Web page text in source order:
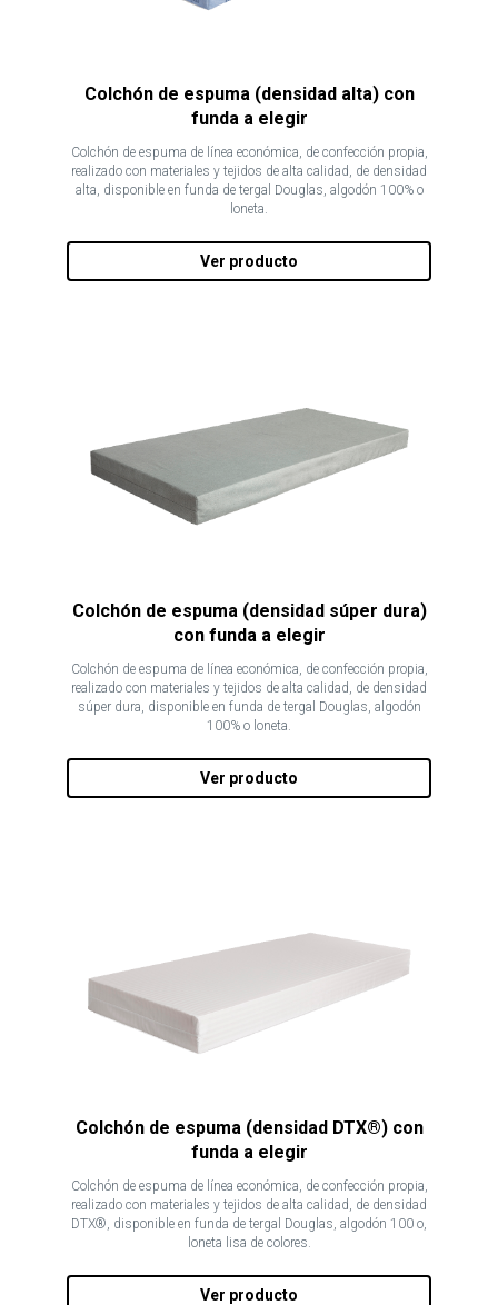
Colchón de espuma (densidad alta) con
funda a elegir
Colchón de espuma de línea económica, de confección propia,
realizado con materiales y tejidos de alta calidad, de densidad
alta, disponible en funda de tergal Douglas, algodón 100% o
loneta.
Ver producto
Colchón de espuma (densidad súper dura)
con funda a elegir
Colchón de espuma de línea económica, de confección propia,
realizado con materiales y tejidos de alta calidad, de densidad
súper dura, disponible en funda de tergal Douglas, algodón
100% o loneta.
Ver producto
Colchón de espuma (densidad DTX®) con
funda a elegir
Colchón de espuma de línea económica, de confección propia,
realizado con materiales y tejidos de alta calidad, de densidad
DTX®, disponible en funda de tergal Douglas, algodón 100 o,
loneta lisa de colores.
Ver producto